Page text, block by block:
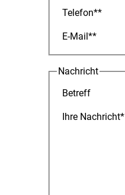
Telefon**
E-Mail **
Nachricht
Betreff
Ihre Nachricht*